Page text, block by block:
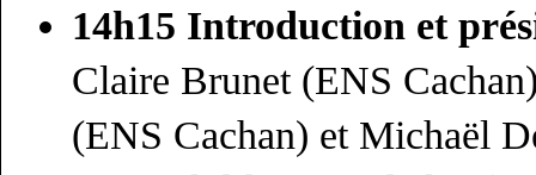
14h15 Introduction et
Claire Brunet (ENS
(ENS Cachan) et Michaël